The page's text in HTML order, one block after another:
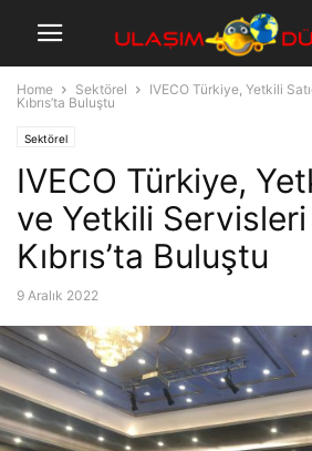
Home Sektörel
IVECO Türkiye, Yetkili
Kıbrıs’ta Buluştu
Sektörel
IVECO Türkiye,
ve Yetkili
Kıbrıs’ta Buluştu
9 Aralık 2022